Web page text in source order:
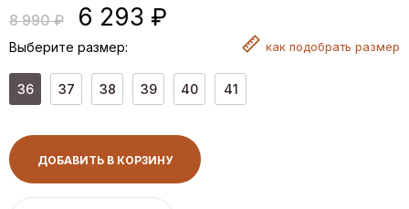
8 990 ₽ 6 293 ₽
Выберите размер: как подобрать размер
36 37 38 39 40 41
ДОБАВИТЬ В КОРЗИНУ